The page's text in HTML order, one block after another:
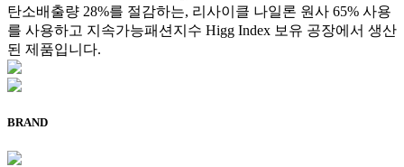
탄소배출량 28%를 절감하는, 리사이클 나일론 원사 65% 사용
를 사용하고 지속가능패션지수 Higg Index 보유 공장에서 생산
된 제품입니다.
BRAND